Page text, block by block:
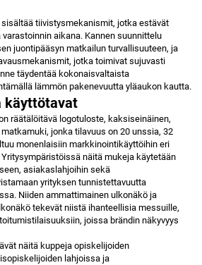
tiivistysmekanismit, jotka estävät
aikana. Kannen suunnittelu
juontipääsyn matkailun turvallisuuteen, ja
jotka toimivat sujuvasti
täydentää kokonaisvaltaista
lämmön pakenevuutta yläaukon kautta.
käyttötavat
räätälöitävä logotuloste, kaksiseinäinen,
jonka tilavuus on 20 unssia, 32
monenlaisiin markkinointikäyttöihin eri
näitä mukeja käytetään
asiakaslahjoihin sekä
yrityksen tunnistettavuutta
Niiden ammattimainen ulkonäkö ja
tekevät niistä ihanteellisia messuille,
joissa brändin näkyvyys
näitä kuppeja opiskelijoiden
lahjoissa ja